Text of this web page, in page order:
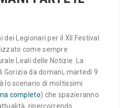
dei Legionari per il XII Festival
come sempre
Leali delle Notizie. La
Gorizia da domani, martedì 9
lo scenario di moltissimi
completo) che spazieranno
ripercorrendo